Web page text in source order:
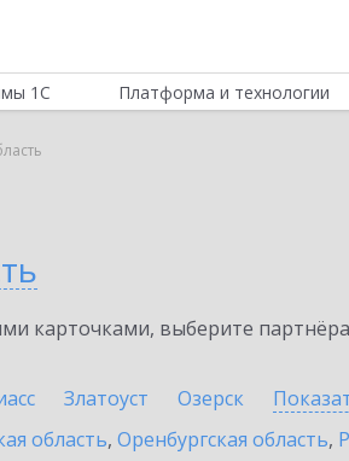
1С Платформа и технологии
карточками, выберите
Златоуст Озерск
область, Оренбургская область,